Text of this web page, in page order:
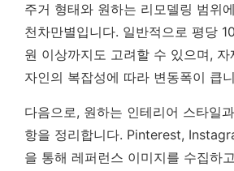
주거 형태와 원하는 리모델링 범위
천차만별입니다. 일반적으로 평당
원 이상까지도 고려할 수 있으며, 자
자인의 복잡성에 따라 변동폭이 큽
다음으로, 원하는 인테리어 스타일
항을 정리합니다. Pinterest,
을 통해 레퍼런스 이미지를 수집하